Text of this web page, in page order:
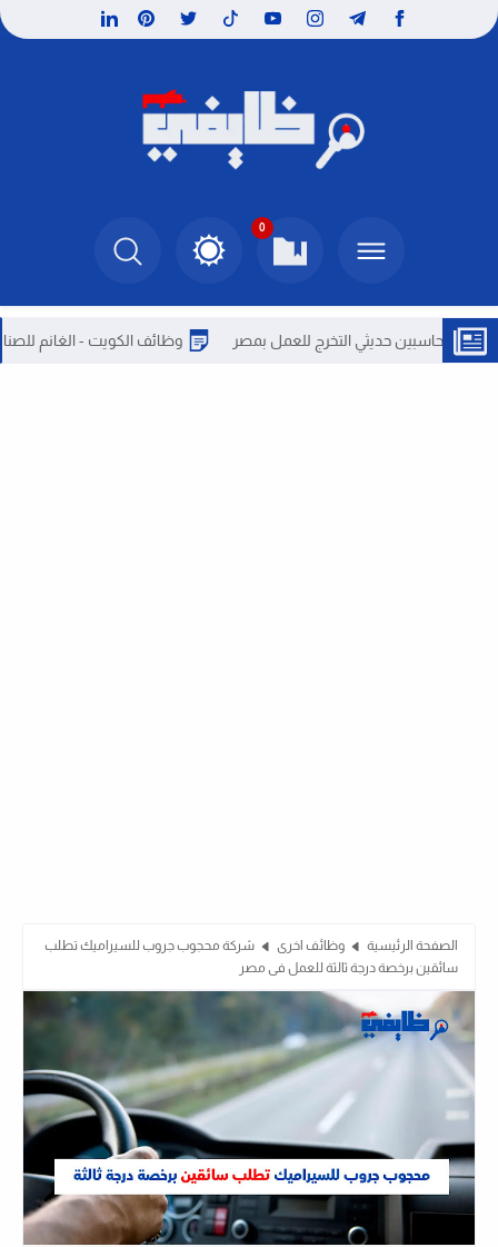
0
حديثي التخرج للعمل بمصر وظائف الكويت - الغانم للصناعات
الصفحة الرئيسية وظائف اخرى
شركة محجوب جروب للسيراميك تطلب
سائقين برخصة درجة ثالثة للعمل فى مصر